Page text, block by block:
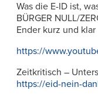
Was die E-ID ist,
BÜRGER NULL/
Ender kurz und klar
https://
Zeitkritisch –
https://eid-nein-